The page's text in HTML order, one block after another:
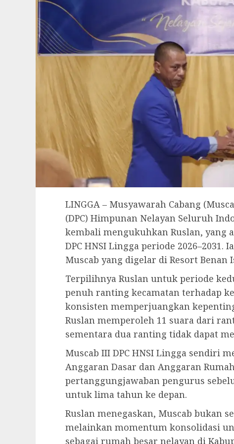
LINGGA – Musyawarah Cabang
(DPC) Himpunan Nelayan Seluruh
kembali mengukuhkan Ruslan, yang
DPC HNSI Lingga periode
Muscab yang digelar di Resort Benan
Terpilihnya Ruslan untuk periode
penuh ranting kecamatan terhadap
konsisten memperjuangkan
Ruslan memperoleh 11 suara dari
sementara dua ranting tidak dapat
Muscab III DPC HNSI Lingga sendiri
Anggaran Dasar dan Anggaran
pertanggungjawaban pengurus
untuk lima tahun ke depan.
Ruslan menegaskan, Muscab bukan
melainkan momentum konsolidasi
sebagai rumah besar nelayan di